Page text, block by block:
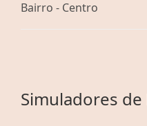
Bairro - Centro
Simuladores de